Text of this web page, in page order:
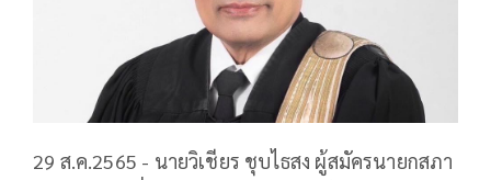
29 ส.ค.2565 - นายวิเชียร ชุบไธสง ผู้สมัครนายกสภา